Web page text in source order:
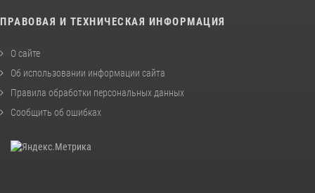
ПРАВОВАЯ И ТЕХНИЧЕСКАЯ ИНФОРМАЦИЯ
О сайте
Об использовании информации сайта
Правила обработки персональных данных
Сообщить об ошибках